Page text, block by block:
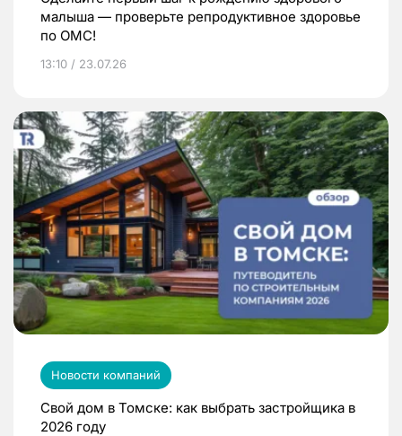
малыша — проверьте репродуктивное здоровье
по ОМС!
13:10 / 23.07.26
Новости компаний
Свой дом в Томске: как выбрать застройщика в
2026 году